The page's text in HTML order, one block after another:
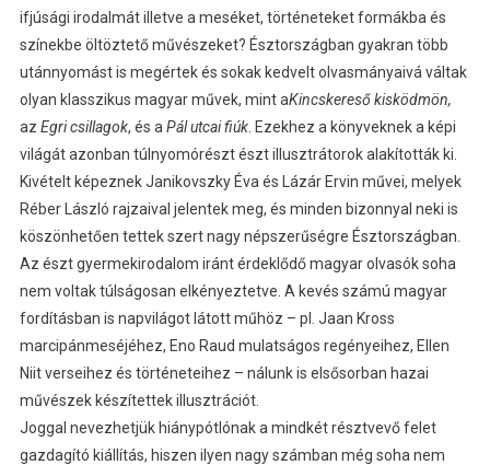
ifjúsági irodalmát illetve a meséket, történeteket formákba és
színekbe öltöztető művészeket? Észtországban gyakran több
utánnyomást is megértek és sokak kedvelt olvasmányaivá váltak
olyan klasszikus magyar művek, mint aKincskereső kisködmön,
az Egri csillagok, és a Pál utcai fiúk. Ezekhez a könyveknek a képi
világát azonban túlnyomórészt észt illusztrátorok alakították ki.
Kivételt képeznek Janikovszky Éva és Lázár Ervin művei, melyek
Réber László rajzaival jelentek meg, és minden bizonnyal neki is
köszönhetően tettek szert nagy népszerűségre Észtországban.
Az észt gyermekirodalom iránt érdeklődő magyar olvasók soha
nem voltak túlságosan elkényeztetve. A kevés számú magyar
fordításban is napvilágot látott műhöz – pl. Jaan Kross
marcipánmeséjéhez, Eno Raud mulatságos regényeihez, Ellen
Niit verseihez és történeteihez – nálunk is elsősorban hazai
művészek készítettek illusztrációt.
Joggal nevezhetjük hiánypótlónak a mindkét résztvevő felet
gazdagító kiállítás, hiszen ilyen nagy számban még soha nem